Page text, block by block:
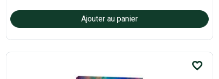
favorite_border